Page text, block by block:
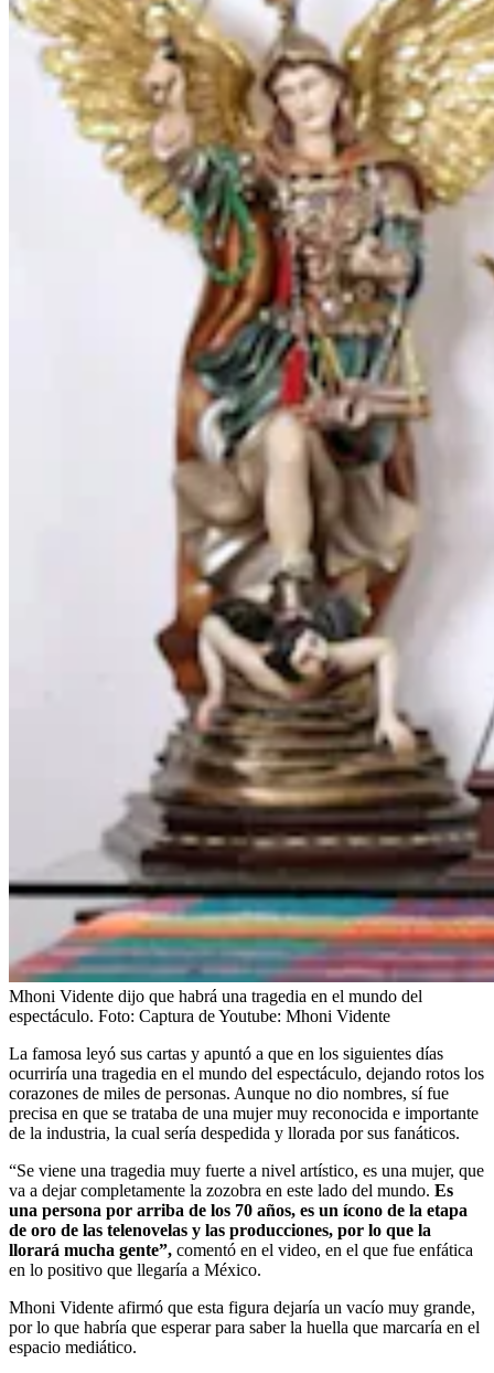
Mhoni Vidente dijo que habrá una tragedia en el mundo del
espectáculo. Foto: Captura de Youtube: Mhoni Vidente
La famosa leyó sus cartas y apuntó a que en los siguientes días
ocurriría una tragedia en el mundo del espectáculo, dejando rotos los
corazones de miles de personas. Aunque no dio nombres, sí fue
precisa en que se trataba de una mujer muy reconocida e importante
de la industria, la cual sería despedida y llorada por sus fanáticos.
“Se viene una tragedia muy fuerte a nivel artístico, es una mujer, que
va a dejar completamente la zozobra en este lado del mundo. Es
una persona por arriba de los 70 años, es un ícono de la etapa
de oro de las telenovelas y las producciones, por lo que la
llorará mucha gente”, comentó en el video, en el que fue enfática
en lo positivo que llegaría a México.
Mhoni Vidente afirmó que esta figura dejaría un vacío muy grande,
por lo que habría que esperar para saber la huella que marcaría en el
espacio mediático.